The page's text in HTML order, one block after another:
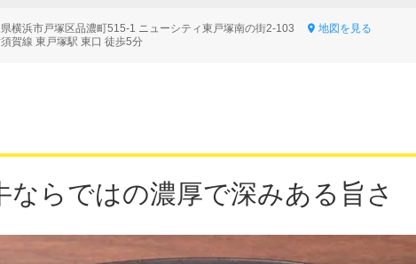
横浜市戸塚区品濃町515-1 ニューシティ東戸塚南の街2-103
地図を見る
須賀線 東戸塚駅 東口 徒歩5分
ならではの濃厚で深みある旨さ